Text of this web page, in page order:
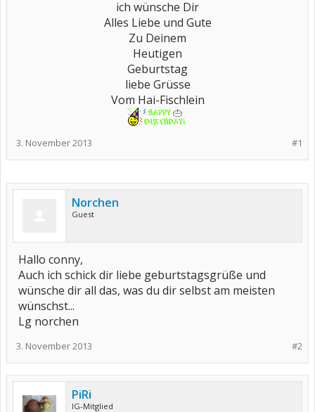
ich wünsche Dir
Alles Liebe und Gute
Zu Deinem
Heutigen
Geburtstag
liebe Grüsse
Vom Hai-Fischlein
#1
3. November 2013
Norchen
Guest
Hallo conny,
Auch ich schick dir liebe geburtstagsgrüße und
wünsche dir all das, was du dir selbst am meisten
wünschst...
Lg norchen
#2
3. November 2013
PiRi
IG-Mitglied